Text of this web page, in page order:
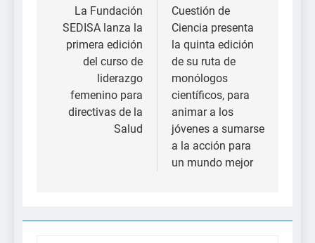
entradas
La Fundación
SEDISA lanza la
primera edición
del curso de
liderazgo
femenino para
directivas de la
Salud
Cuestión de
Ciencia presenta
la quinta edición
de su ruta de
monólogos
científicos, para
animar a los
jóvenes a sumarse
a la acción para
un mundo mejor